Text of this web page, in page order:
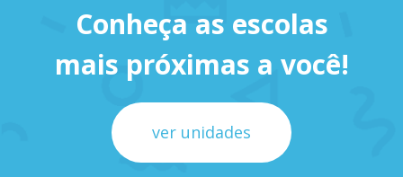
Conheça as escolas
mais próximas a você!
ver unidades